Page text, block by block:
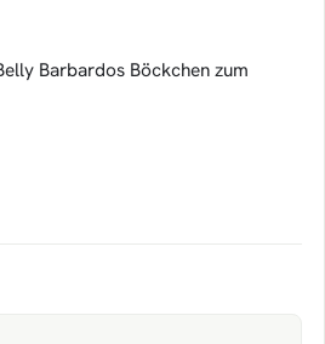
Barbardos Böckchen zum